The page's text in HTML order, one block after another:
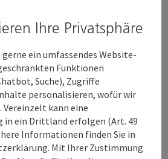
uns, anstatt es zu
das inmitten von
Pandemie ...
anzeigen
Ihre Privatsphäre
ein umfassendes Website-
Funktionen
Suche), Zugriffe
personalisieren, wofür wir
Vereinzelt kann eine
ein Drittland erfolgen (Art. 49
Informationen finden Sie in
Mit Ihrer Zustimmung